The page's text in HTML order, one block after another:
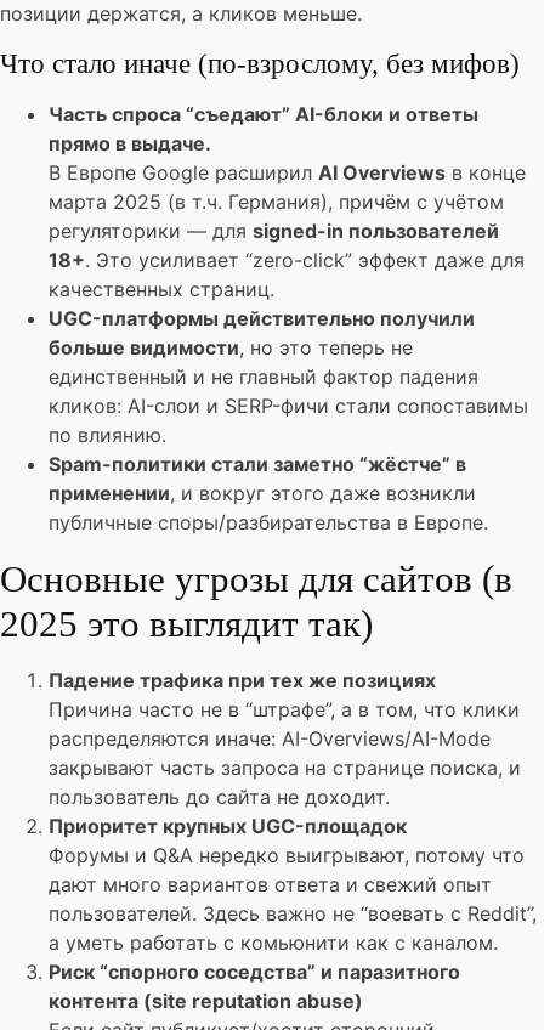
позиции держатся, а кликов меньше.
Что стало иначе (по-взрослому, без мифов)
Часть спроса “съедают” AI-блоки и ответы
прямо в выдаче.
В Европе Google расширил AI Overviews в конце
марта 2025 (в т.ч. Германия), причём с учётом
регуляторики — для signed-in пользователей
18+. Это усиливает “zero-click” эффект даже для
качественных страниц.
UGC-платформы действительно получили
больше видимости, но это теперь не
единственный и не главный фактор падения
кликов: AI-слои и SERP-фичи стали сопоставимы
по влиянию.
Spam-политики стали заметно “жёстче” в
применении, и вокруг этого даже возникли
публичные споры/разбирательства в Европе.
Основные угрозы для сайтов (в
2025 это выглядит так)
Падение трафика при тех же позициях
Причина часто не в “штрафе”, а в том, что клики
распределяются иначе: AI-Overviews/AI-Mode
закрывают часть запроса на странице поиска, и
пользователь до сайта не доходит.
Приоритет крупных UGC-площадок
Форумы и Q&A нередко выигрывают, потому что
дают много вариантов ответа и свежий опыт
пользователей. Здесь важно не “воевать с Reddit”,
а уметь работать с комьюнити как с каналом.
Риск “спорного соседства” и паразитного
контента (site reputation abuse)